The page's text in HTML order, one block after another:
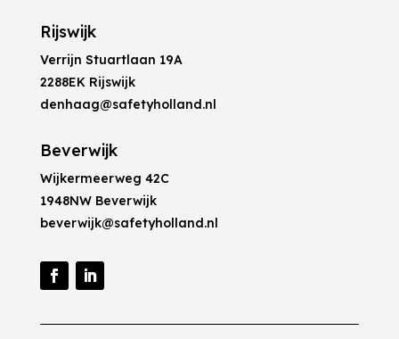
Rijswijk
Verrijn Stuartlaan 19A
2288EK Rijswijk
denhaag@safetyholland.nl
Beverwijk
Wijkermeerweg 42C
1948NW Beverwijk
beverwijk@safetyholland.nl